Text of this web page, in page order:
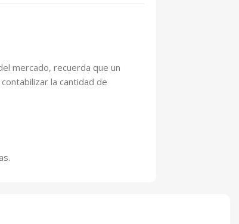
mercado, recuerda que un
la cantidad de